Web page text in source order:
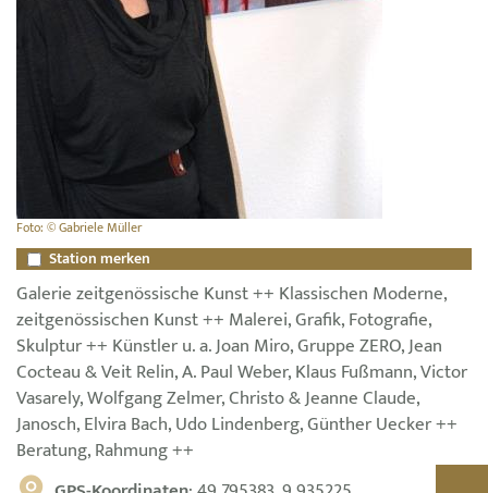
Foto: © Gabriele Müller
Station merken
Galerie zeitgenössische Kunst ++ Klassischen Moderne,
zeitgenössischen Kunst ++ Malerei, Grafik, Fotografie,
Skulptur ++ Künstler u. a. Joan Miro, Gruppe ZERO, Jean
Cocteau & Veit Relin, A. Paul Weber, Klaus Fußmann, Victor
Vasarely, Wolfgang Zelmer, Christo & Jeanne Claude,
Janosch, Elvira Bach, Udo Lindenberg, Günther Uecker ++
Beratung, Rahmung ++